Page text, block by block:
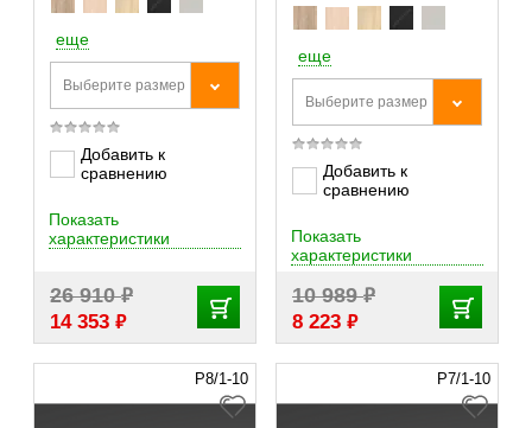
еще
Выберите размер
Добавить к
сравнению
26 910₽
14 353 ₽
Показать
характеристики
еще
Выберите размер
Добавить к
сравнению
10 989₽
8 223 ₽
Показать
характеристики
Р8/1-10 Р7/1-10